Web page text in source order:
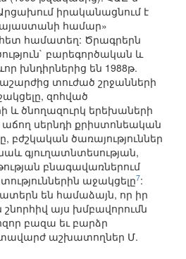
իրականացնում է
համար»
համատեղ: Ծրագրերն
բարեգործական և
խնդիրներից են 1988թ.
տուժած շրջանների
զոհված
ծնողազուրկ երեխաների
աճող սերնդի քրիստոնեական
բժշկական ծառայություններ
գյուղատնտեսության,
բնագավառներում
աջակցելը7:
են համաձայն, որ իր
այս խմբավորումն
բազա եւ բարձր
աշխատողներ Մ.